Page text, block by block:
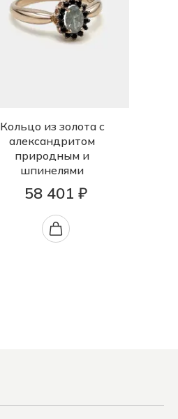
Кольцо из золота с
александритом
природным и
шпинелями
58 401 ₽